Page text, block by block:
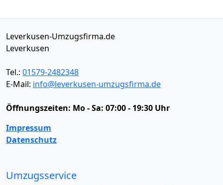
Leverkusen-Umzugsfirma.de
Leverkusen
Tel.: 01579-2482348
E-Mail: info@leverkusen-umzugsfirma.de
Öffnungszeiten: Mo - Sa: 07:00 - 19:30 Uhr
Impressum
Datenschutz
Umzugsservice